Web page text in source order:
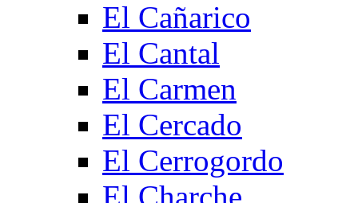
El Cañarico
El Cantal
El Carmen
El Cercado
El Cerrogordo
El Charche